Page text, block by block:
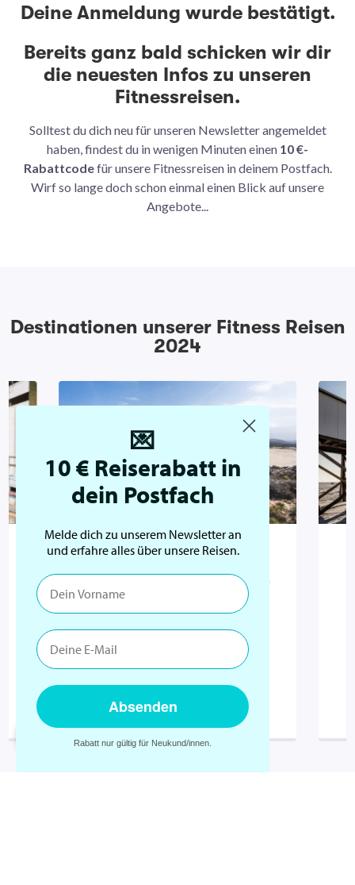
Deine Anmeldung wurde bestätigt.
Bereits ganz bald schicken wir dir
die neuesten Infos zu unseren
Fitnessreisen.
Solltest du dich neu für unseren Newsletter angemeldet
haben, findest du in wenigen Minuten einen 10 €-
Rabattcodefür unsere Fitnessreisen in deinem Postfach.
Wirf so lange doch schon einmal einen Blick auf unsere
Angebote...
Destinationen unserer Fitness Reisen
2024
Portugal
Hügelige Küstenlandschaften, weiße
Sandstrände und atemberaubende
Okt Apr
Mehr Infos
💌
10 € Reiserabatt in
dein Postfach
Melde dich zu unserem Newsletter an
und erfahre alles über unsere Reisen.
Absenden
Rabatt nur gültig für Neukund/innen.